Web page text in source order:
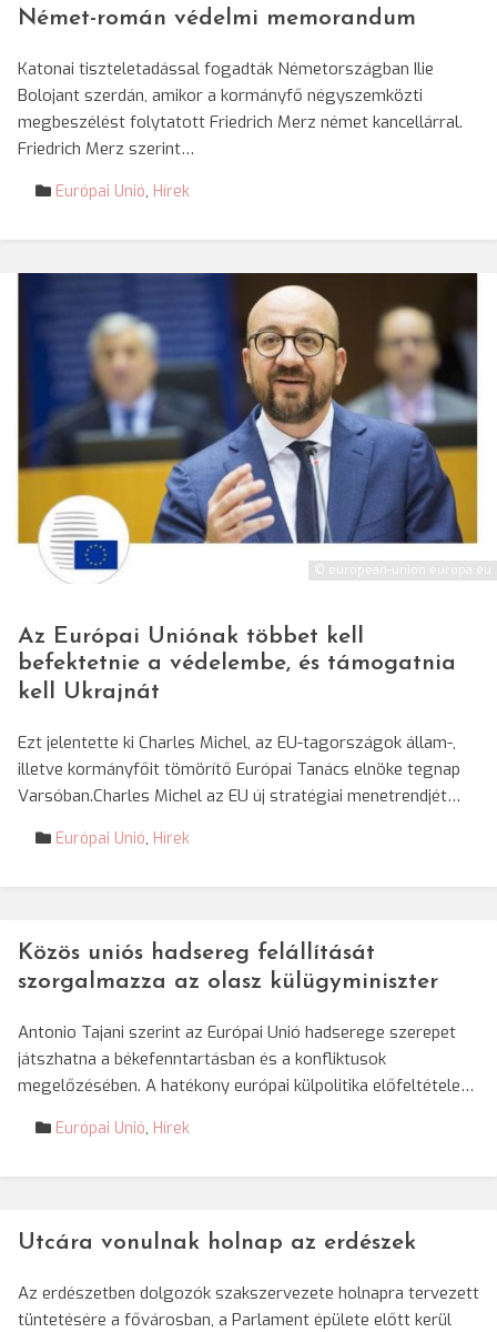
Német-román védelmi memorandum
Katonai tiszteletadással fogadták Németországban Ilie
Bolojant szerdán, amikor a kormányfő négyszemközti
megbeszélést folytatott Friedrich Merz német kancellárral.
Friedrich Merz szerint…
Európai Unió, Hírek
© european-union.europa.eu
Az Európai Uniónak többet kell
befektetnie a védelembe, és támogatnia
kell Ukrajnát
Ezt jelentette ki Charles Michel, az EU-tagországok állam-,
illetve kormányfőit tömörítő Európai Tanács elnöke tegnap
Varsóban.Charles Michel az EU új stratégiai menetrendjét…
Európai Unió, Hírek
Közös uniós hadsereg felállítását
szorgalmazza az olasz külügyminiszter
Antonio Tajani szerint az Európai Unió hadserege szerepet
játszhatna a békefenntartásban és a konfliktusok
megelőzésében. A hatékony európai külpolitika előfeltétele…
Európai Unió, Hírek
Utcára vonulnak holnap az erdészek
Az erdészetben dolgozók szakszervezete holnapra tervezett
tüntetésére a fővárosban, a Parlament épülete előtt kerül